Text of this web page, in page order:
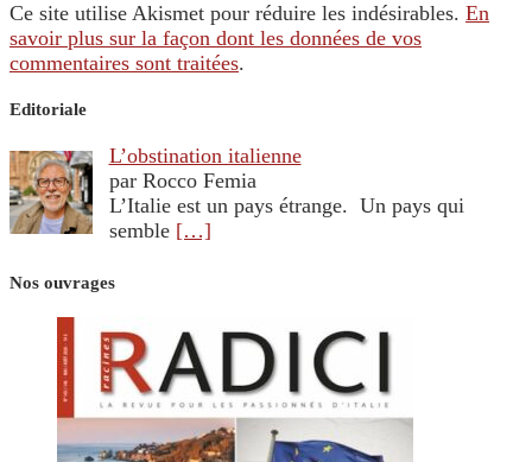
Ce site utilise Akismet pour réduire les indésirables. En
savoir plus sur la façon dont les données de vos
commentaires sont traitées.
Editoriale
L’obstination italienne
par Rocco Femia
L’Italie est un pays étrange. Un pays qui
semble […]
Nos ouvrages